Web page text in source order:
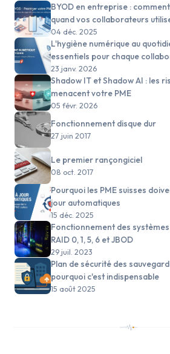
BYOD en entreprise :
quand vos collaborateurs
personnels
04 déc. 2025
L'hygiène numérique au
essentiels pour chaque
23 janv. 2026
Shadow IT et Shadow AI : les
menacent votre PME
05 févr. 2026
Fonctionnement disque dur
27 juin 2017
Le premier rançongiciel
08 oct. 2017
Pourquoi les PME suisses
jour automatiques
15 déc. 2025
Fonctionnement des
RAID 0, 1, 5, 6 et JBOD
29 juil. 2023
Plan de sécurité des
pourquoi c'est indispensable
15 août 2025